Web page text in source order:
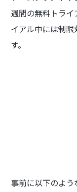
週間の無料トラ
イアル中には制
す。
事前に以下のよ